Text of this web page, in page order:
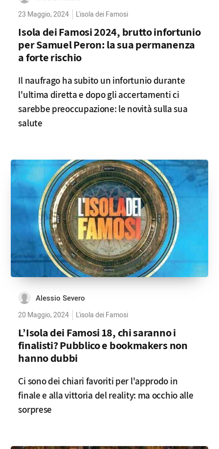
23 Maggio, 2024 L'isola dei Famosi
Isola dei Famosi 2024, brutto infortunio
per Samuel Peron: la sua permanenza
a forte rischio
Il naufrago ha subito un infortunio durante
l'ultima diretta e dopo gli accertamenti ci
sarebbe preoccupazione: le novità sulla sua
salute
Alessio Severo
20 Maggio, 2024 L'isola dei Famosi
L’Isola dei Famosi 18, chi saranno i
finalisti? Pubblico e bookmakers non
hanno dubbi
Ci sono dei chiari favoriti per l'approdo in
finale e alla vittoria del reality: ma occhio alle
sorprese